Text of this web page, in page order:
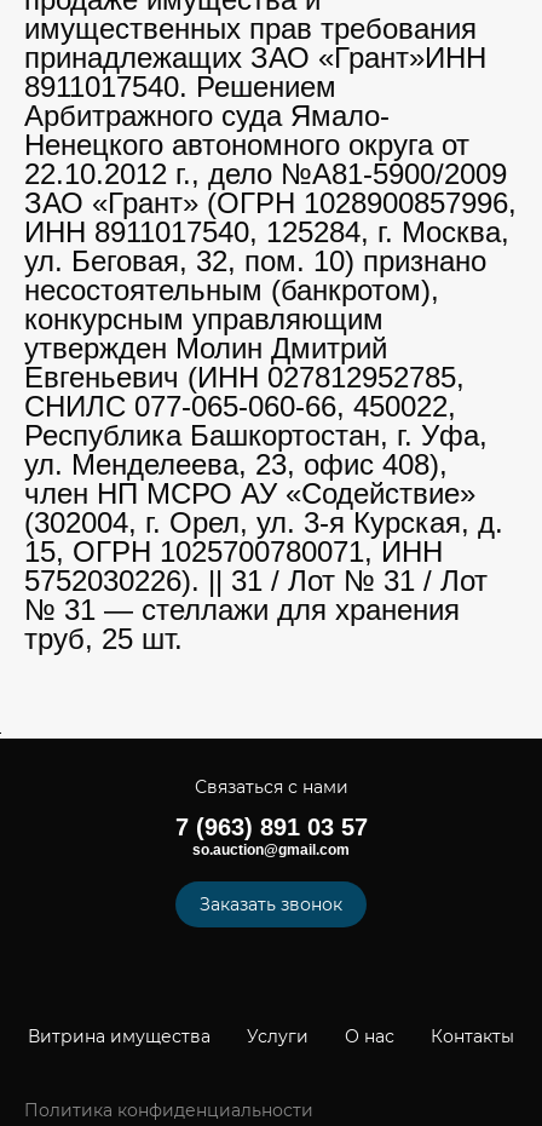
имущественных прав требования
принадлежащих ЗАО «Грант»ИНН
8911017540. Решением
Арбитражного суда Ямало-
Ненецкого автономного округа от
22.10.2012 г., дело №А81-5900/2009
ЗАО «Грант» (ОГРН 1028900857996,
ИНН 8911017540, 125284, г. Москва,
ул. Беговая, 32, пом. 10) признано
несостоятельным (банкротом),
конкурсным управляющим
утвержден Молин Дмитрий
Евгеньевич (ИНН 027812952785,
СНИЛС 077-065-060-66, 450022,
Республика Башкортостан, г. Уфа,
ул. Менделеева, 23, офис 408),
член НП МСРО АУ «Содействие»
(302004, г. Орел, ул. 3-я Курская, д.
15, ОГРН 1025700780071, ИНН
5752030226). || 31 / Лот № 31 / Лот
№ 31 — стеллажи для хранения
труб, 25 шт.
Витрина имущества Услуги О нас Контакты
Политика конфиденциальности
Связаться с нами
7 (963) 891 03 57
so.auction@gmail.com
Заказать звонок